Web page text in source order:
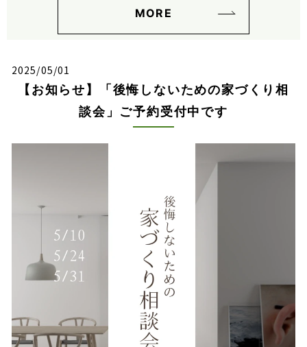
MORE
2025/05/01
【お知らせ】「後悔しないための家づくり相
談会」ご予約受付中です